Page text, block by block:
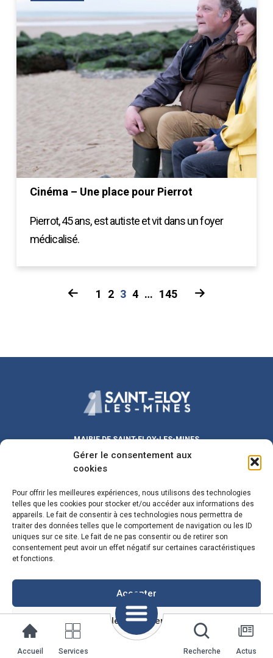
Gérer le consentement aux
cookies
Pour offrir les meilleures expériences, nous utilisons des technologies
telles que les cookies pour stocker et/ou accéder aux informations des
appareils. Le fait de consentir à ces technologies nous permettra de
traiter des données telles que le comportement de navigation ou les ID
uniques sur ce site. Le fait de ne pas consentir ou de retirer son
consentement peut avoir un effet négatif sur certaines caractéristiques
et fonctions.
Accepter
Voir les préférences
Politique de cookies Mentions Légales
Accueil Services Recherche Actus
Cinéma – Une place pour Pierrot
Pierrot, 45 ans, est autiste et vit dans un foyer
médicalisé.
1 2 3 4 … 145
MAIRIE DE SAINT-ELOY-LES-MINES
Place Michel DUVAL
9h00 – 12h00/ 13h30 – 17h30
Samedi :
9h00 – 12h00
Fermeture le mercredi matin
maire@sainteloylesmines.fr
04 73 85 08 24